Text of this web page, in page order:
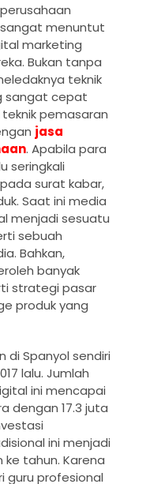
menuntut
marketing
Bukan tanpa
teknik
sangat cepat
pemasaran
jasa
. Apabila para
seringkali
surat kabar,
Saat ini media
menjadi sesuatu
sebuah
Bahkan,
banyak
strategi pasar
produk yang
di Spanyol sendiri
lalu. Jumlah
ini mencapai
dengan 17.3 juta
ini menjadi
tahun. Karena
guru profesional